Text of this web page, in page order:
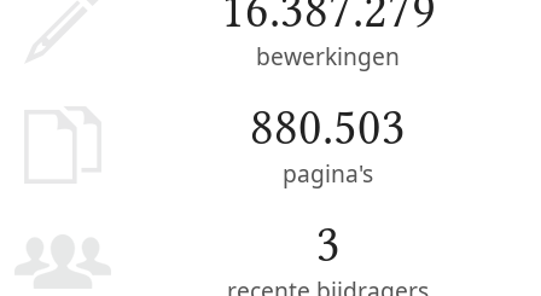
bewerkingen
880.503
pagina's
3